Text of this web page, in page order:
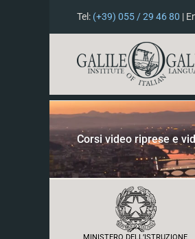
Tel: (+39) 055 / 29 46 80 |
Corsi video riprese e